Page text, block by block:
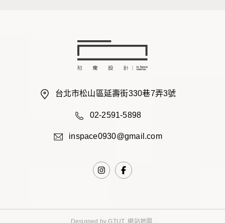
台北市松山區延壽街330巷7弄3號
02-2591-5898
inspace0930@gmail.com